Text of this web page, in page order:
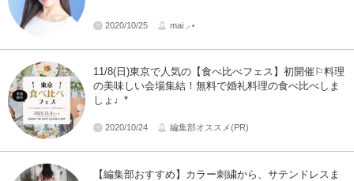
2020/10/25 mai ⸝⋆
11/8(日)東京で人気の【食べ比べフェス】初開催⚐料理
の美味しい会場集結！無料で婚礼料理の食べ比べしま
しょ♩*
2020/10/24 編集部オススメ(PR)
【編集部おすすめ】カラー刺繍から、サテンドレスま